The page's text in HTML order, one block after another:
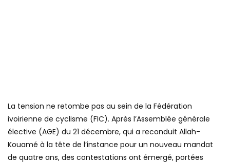
La tension ne retombe pas au sein de la Fédération
ivoirienne de cyclisme (FIC). Après l’Assemblée générale
élective (AGE) du 21 décembre, qui a reconduit Allah-
Kouamé à la tête de l’instance pour un nouveau mandat
de quatre ans, des contestations ont émergé, portées